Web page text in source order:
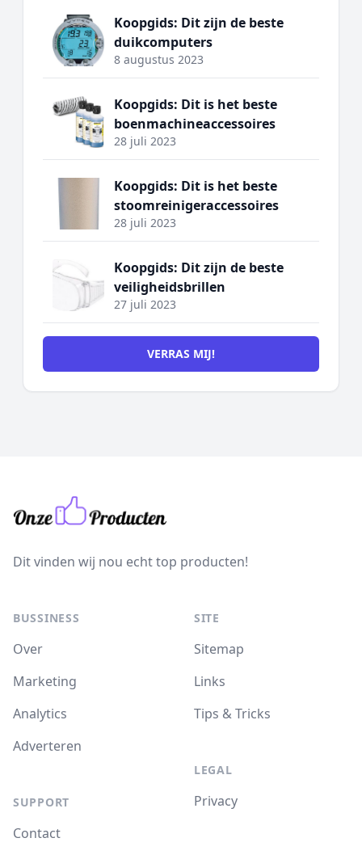
Koopgids: Dit zijn de beste
duikcomputers
8 augustus 2023
Koopgids: Dit is het beste
boenmachineaccessoires
28 juli 2023
Koopgids: Dit is het beste
stoomreinigeraccessoires
28 juli 2023
Koopgids: Dit zijn de beste
veiligheidsbrillen
27 juli 2023
VERRAS MIJ!
Dit vinden wij nou echt top producten!
BUSSINESS
Over
Marketing
Analytics
Adverteren
SUPPORT
Contact
SITE
Sitemap
Links
Tips & Tricks
LEGAL
Privacy